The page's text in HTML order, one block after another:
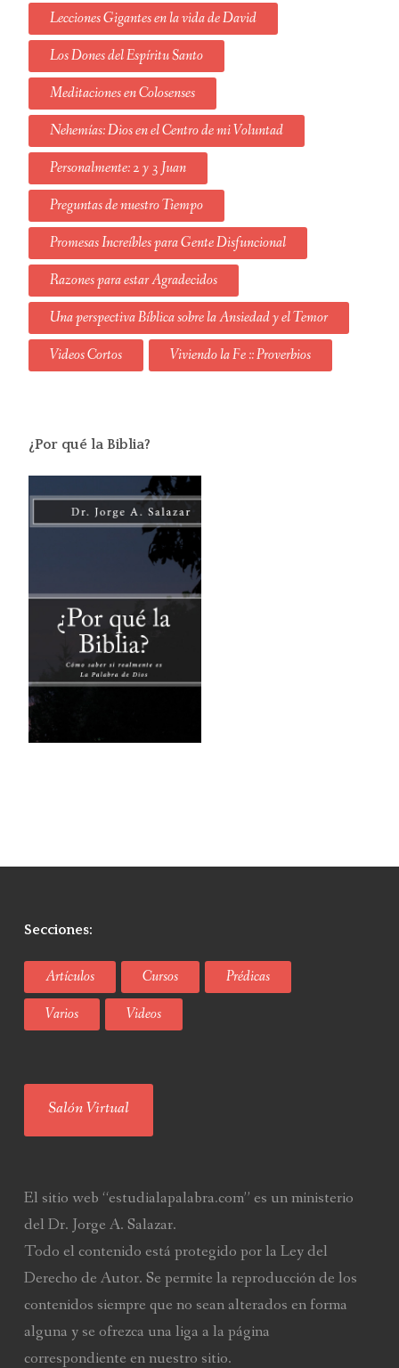
Lecciones Gigantes en la vida de David
Los Dones del Espíritu Santo
Meditaciones en Colosenses
Nehemías: Dios en el Centro de mi Voluntad
Personalmente: 2 y 3 Juan
Preguntas de nuestro Tiempo
Promesas Increíbles para Gente Disfuncional
Razones para estar Agradecidos
Una perspectiva Bíblica sobre la Ansiedad y el Temor
Videos Cortos
Viviendo la Fe :: Proverbios
¿Por qué la Biblia?
Secciones:
Artículos Cursos
Prédicas
Varios
Videos
Salón Virtual
El sitio web “estudialapalabra.com” es un ministerio
del Dr. Jorge A. Salazar.
Todo el contenido está protegido por la Ley del
Derecho de Autor. Se permite la reproducción de los
contenidos siempre que no sean alterados en forma
alguna y se ofrezca una liga a la página
correspondiente en nuestro sitio.